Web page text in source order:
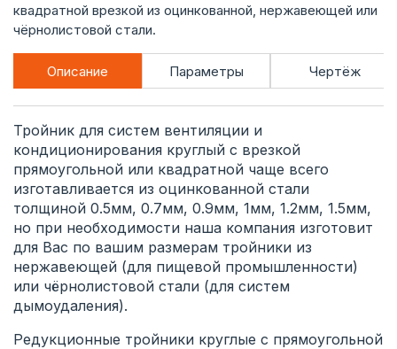
квадратной врезкой из оцинкованной, нержавеющей или
чёрнолистовой стали.
Описание Параметры Чертёж
Тройник для систем вентиляции и
кондиционирования круглый с врезкой
прямоугольной или квадратной чаще всего
изготавливается из оцинкованной стали
толщиной 0.5мм, 0.7мм, 0.9мм, 1мм, 1.2мм, 1.5мм,
но при необходимости наша компания изготовит
для Вас по вашим размерам тройники из
нержавеющей (для пищевой промышленности)
или чёрнолистовой стали (для систем
дымоудаления).
Редукционные тройники круглые с прямоугольной